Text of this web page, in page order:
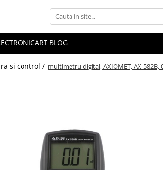
BLOG
si control / multimetru digital, AXIOMET, AX-582B,